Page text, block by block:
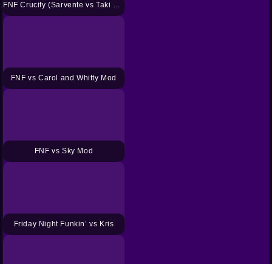
FNF Crucify (Sarvente vs Taki Sing Crucify) Mod
FNF vs Carol and Whitty Mod
FNF vs Sky Mod
Friday Night Funkin’ vs Kris